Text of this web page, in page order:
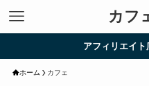
カフ
アフィリエイ
ホーム カフェ